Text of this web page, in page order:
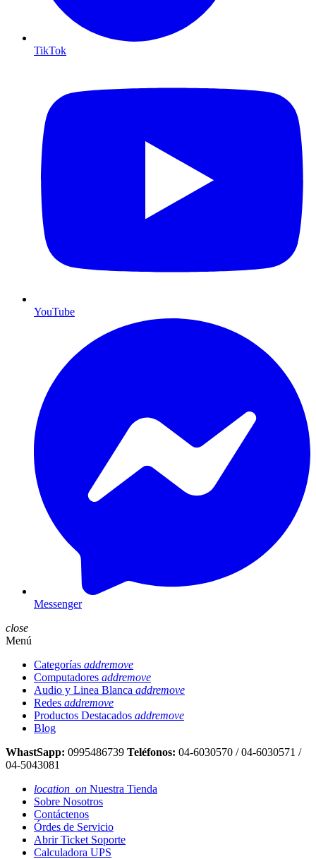
TikTok
YouTube
Messenger
close
Menú
Categorías addremove
Computadores addremove
Audio y Linea Blanca addremove
Redes addremove
Productos Destacados addremove
Blog
WhastSapp: 0995486739 Teléfonos: 04-6030570 / 04-6030571 /
04-5043081
location_on Nuestra Tienda
Sobre Nosotros
Contáctenos
Órdes de Servicio
Abrir Ticket Soporte
Calculadora UPS